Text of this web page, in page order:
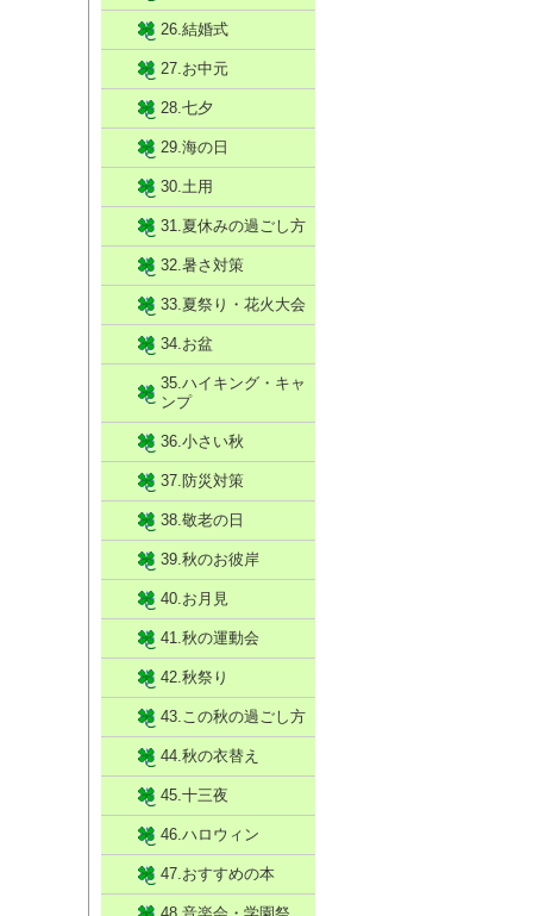
26.結婚式
27.お中元
28.七夕
29.海の日
30.土用
31.夏休みの過ごし方
32.暑さ対策
33.夏祭り・花火大会
34.お盆
35.ハイキング・キャ
ンプ
36.小さい秋
37.防災対策
38.敬老の日
39.秋のお彼岸
40.お月見
41.秋の運動会
42.秋祭り
43.この秋の過ごし方
44.秋の衣替え
45.十三夜
46.ハロウィン
47.おすすめの本
48.音楽会・学園祭